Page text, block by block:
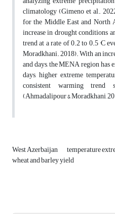
climatology (Gimeno et al.,
for the Middle East and
increase in drought conditions
trend at a rate of 0.2 to 0.5 °C
Moradkhani. 2018). With an
and days, the MENA region
days, higher extreme
consistent warming
(Ahmadalipour & Moradkhani,
West Azerbaijan temperature
wheat and barley yield